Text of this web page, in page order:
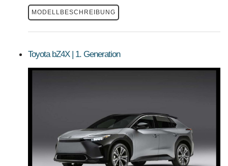
MODELLBESCHREIBUNG
Toyota bZ4X | 1. Generation